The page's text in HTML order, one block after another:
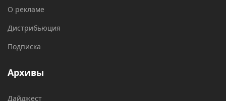
О рекламе
Дистрибьюция
Подписка
Архивы
Дайджест